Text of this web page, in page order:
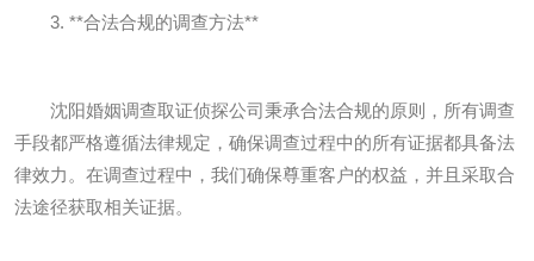
3. **合法合规的调查方法**
沈阳婚姻调查取证侦探公司秉承合法合规的原则，所有调查
手段都严格遵循法律规定，确保调查过程中的所有证据都具备法
律效力。在调查过程中，我们确保尊重客户的权益，并且采取合
法途径获取相关证据。